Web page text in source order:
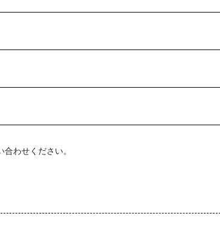
わせください。